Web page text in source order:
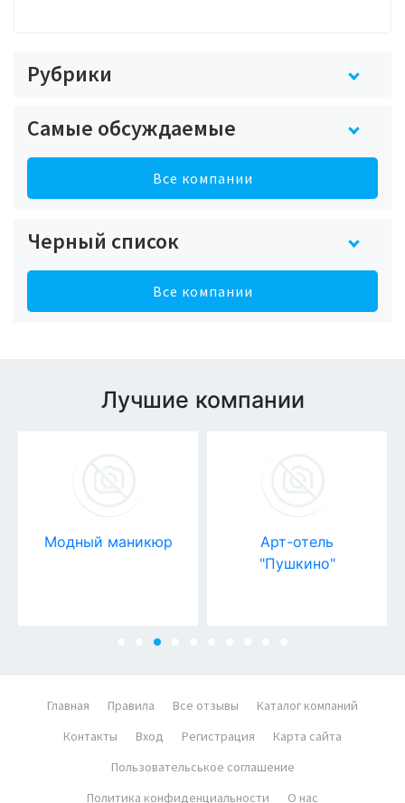
Рубрики
Самые обсуждаемые
Все компании
Черный список
Все компании
Лучшие компании
Модный маникюр
Арт-отель
"Пушкино"
Главная Правила Все отзывы
Каталог компаний
Контакты
Вход Регистрация
Карта сайта
Пользовательськое соглашение
Политика конфиденциальности
О нас